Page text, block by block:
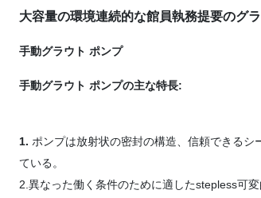
大容量の環境連続的な館員執務提要のグ
手動グラウト ポンプ
手動グラウト ポンプの主な特長:
1. ポンプは放射状の密封の構造、信頼できる
ている。
2.異なった働く条件のために適したstepless可